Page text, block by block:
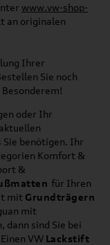
www.vw-shop-
an originalen
Ihrer
Sie noch
oder Ihr
benötigen. Ihr
Komfort &
&
für Ihren
mit Grundträgern
mit
dann sind Sie bei
VW Lackstift